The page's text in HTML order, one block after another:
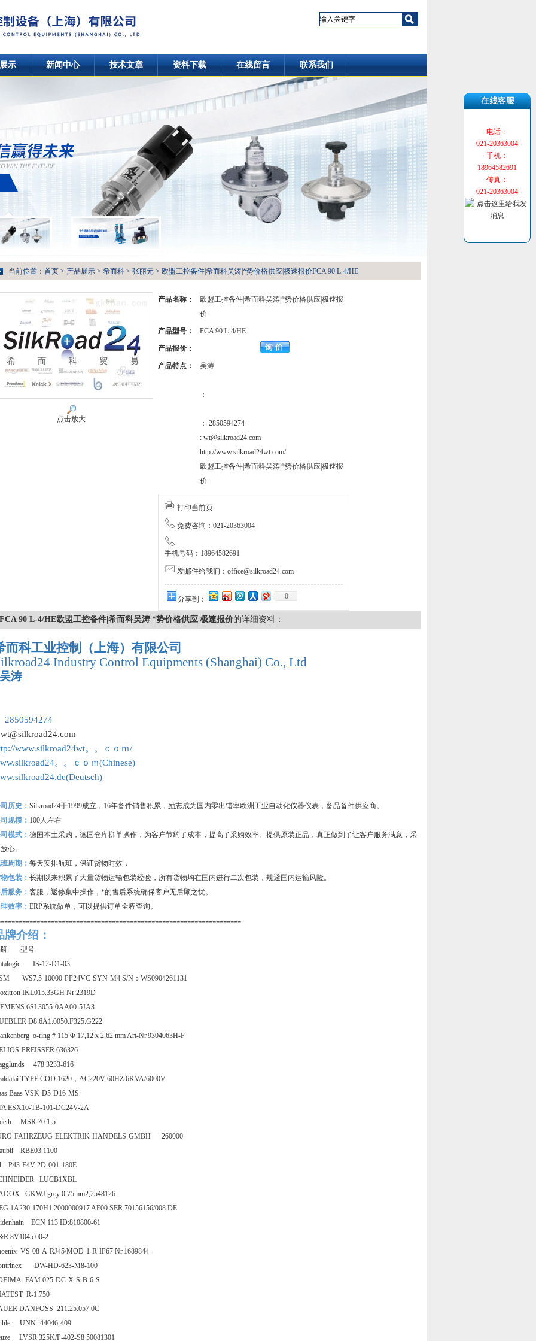
示 新闻中心 技术文章 资料下载 在线留言 联系我们
当前位置： 首页 > 产品展示 > 希而科 > 张丽元 > 欧盟工控备件|希而科吴涛|*势价格供应|极速报价FCA 90 L-4/HE
点击放大
产品名称：
欧盟工控备件|希而科吴涛|*势价格供应|极速报
价
产品型号： FCA 90 L-4/HE
产品报价：
产品特点： 吴涛
：
： 2850594274
: wt@silkroad24.com
http://www.silkroad24wt.com/
欧盟工控备件|希而科吴涛|*势价格供应|极速报
价
打印当前页
免费咨询：021-20363004
手机号码：18964582691
发邮件给我们：office@silkroad24.com
分享到： 0
FCA 90 L-4/HE欧盟工控备件|希而科吴涛|*势价格供应|极速报价的详细资料：
而科工业控制（上海）有限公司
Industry Control Equipments (Shanghai) Co., Ltd
吴涛
2850594274
wt@silkroad24.com
www.silkroad24wt。。ｃｏｍ/
。。ｃｏｍ(Chinese)
历史： Silkroad24于1999成立，16年备件销售积累，励志成为国内零出错率欧洲工业自动化仪器仪表，备品备件供应商。
规模： 100人左右
模式： 德国本土采购，德国仓库拼单操作，为客户节约了成本，提高了采购效率。提供原装正品，真正做到了让客户服务满意，采
心。
周期： 每天安排航班，保证货物时效，
包装： 长期以来积累了大量货物运输包装经验，所有货物均在国内进行二次包装，规避国内运输风险。
服务： 客服，返修集中操作，*的售后系统确保客户无后顾之忧。
效率： ERP系统做单，可以提供订单全程查询。
牌介绍：
牌 型号
IS-12-D1-03
WS7.5-10000-PP24VC-SYN-M4 S/N：WS0904261131
IKL015.33GH Nr:2319D
6SL3055-0AA00-5JA3
D8.6A1.0050.F325.G222
o-ring # 115 Φ 17,12 x 2,62 mm Art-Nr.9304063H-F
PREISSER 636326
478 3233-616
TYPE:COD.1620，AC220V 60HZ 6KVA/6000V
Baas VSK-D5-D16-MS
ESX10-TB-101-DC24V-2A
MSR 70.1,5
FAHRZEUG-ELEKTRIK-HANDELS-GMBH 260000
RBE03.1100
P43-F4V-2D-001-180E
LUCB1XBL
GKWJ grey 0.75mm2,2548126
1A230-170H1 2000000917 AE00 SER 70156156/008 DE
ECN 113 ID:810800-61
8V1045.00-2
VS-08-A-RJ45/MOD-1-R-IP67 Nr.1689844
DW-HD-623-M8-100
FAM 025-DC-X-S-B-6-S
R-1.750
DANFOSS 211.25.057.0C
UNN -44046-409
LVSR 325K/P-402-S8 50081301
电话：
021-20363004
手机：
18964582691
传真：
021-20363004